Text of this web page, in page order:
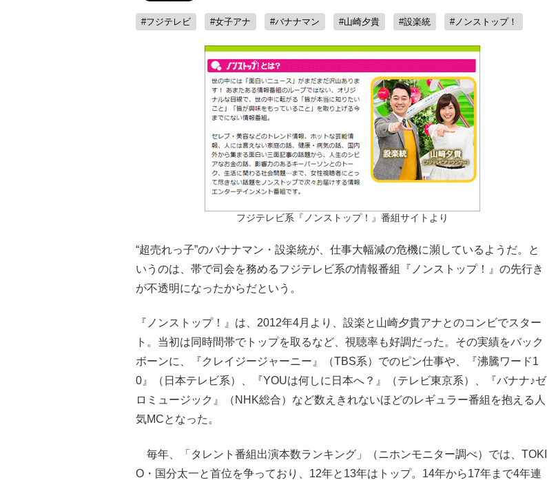
#フジテレビ #女子アナ #バナナマン #山崎夕貴 #設楽統 #ノンストップ！
フジテレビ系『ノンストップ！』番組サイトより
“超売れっ子”のバナナマン・設楽統が、仕事大幅減の危機に瀕しているようだ。と
いうのは、帯で司会を務めるフジテレビ系の情報番組『ノンストップ！』の先行き
が不透明になったからだという。
『ノンストップ！』は、2012年4月より、設楽と山崎夕貴アナとのコンビでスター
ト。当初は同時間帯でトップを取るなど、視聴率も好調だった。その実績をバック
ボーンに、『クレイジージャーニー』（TBS系）でのピン仕事や、『沸騰ワード1
0』（日本テレビ系）、『YOUは何しに日本へ？』（テレビ東京系）、『バナナ♪ゼ
ロミュージック』（NHK総合）など数えきれないほどのレギュラー番組を抱える人
気MCとなった。
毎年、「タレント番組出演本数ランキング」（ニホンモニター調べ）では、TOKI
O・国分太一と首位を争っており、12年と13年はトップ。14年から17年まで4年連